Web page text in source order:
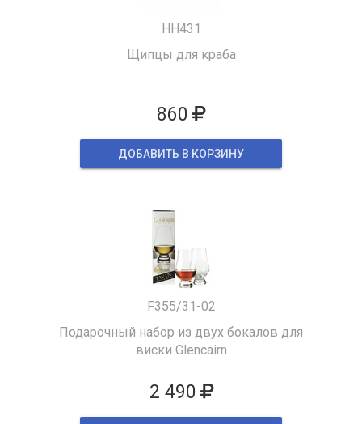
HH431
Щипцы для краба
860
ДОБАВИТЬ В КОРЗИНУ
F355/31-02
Подарочный набор из двух бокалов для
виски Glencairn
2 490